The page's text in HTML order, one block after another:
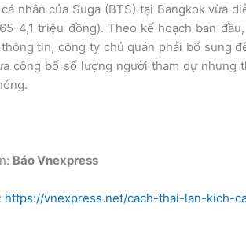
nhân của Suga (BTS) tại Bangkok vừa
4,1 triệu đồng). Theo kế hoạch ban
tin, công ty chủ quản phải bổ sung
công bố số lượng người tham dự
Báo Vnexpress
https://vnexpress.net/cach-thai-lan-kich-